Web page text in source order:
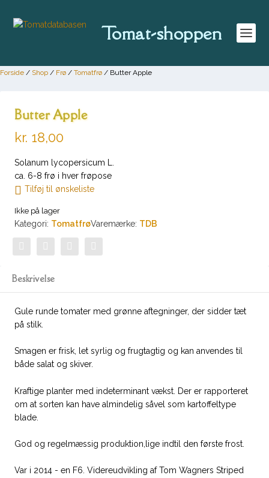
Tomat-shoppen
Forside / Shop / Frø / Tomatfrø / Butter Apple
Butter Apple
kr. 18,00
Solanum lycopersicum L.
ca. 6-8 frø i hver frøpose
Tilføj til ønskeliste
Ikke på lager
Kategori: TomatfrøVaremærke: TDB
Beskrivelse
Gule runde tomater med grønne aftegninger, der sidder tæt
på stilk.
Smagen er frisk, let syrlig og frugtagtig og kan anvendes til
både salat og skiver.
Kraftige planter med indeterminant vækst. Der er rapporteret
om at sorten kan have almindelig såvel som kartoffeltype
blade.
God og regelmæssig produktion,lige indtil den første frost.
Var i 2014 - en F6. Videreudvikling af Tom Wagners Striped